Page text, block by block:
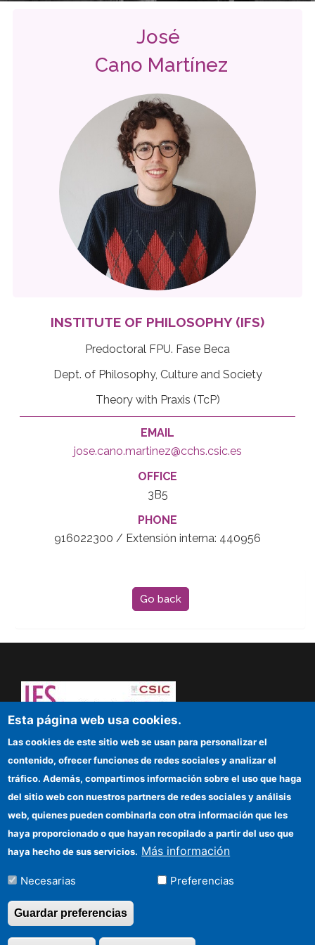
José
Cano Martínez
INSTITUTE OF PHILOSOPHY (IFS)
Predoctoral FPU. Fase Beca
Dept. of Philosophy, Culture and Society
Theory with Praxis (TcP)
EMAIL
jose.cano.martinez@cchs.csic.es
OFFICE
3B5
PHONE
916022300 / Extensión interna: 440956
Go back
Dare to think! Sapere aude!
IFS
CSIC Electronic Office
Funding entities
Location
Información para proveedores
©Copyright 2026 Todos los derechos
Esta página web usa cookies.
Las cookies de este sitio web se usan para personalizar el
contenido, ofrecer funciones de redes sociales y analizar el
tráfico. Además, compartimos información sobre el uso que haga
del sitio web con nuestros partners de redes sociales y análisis
web, quienes pueden combinarla con otra información que les
haya proporcionado o que hayan recopilado a partir del uso que
haya hecho de sus servicios. Más información
Necesarias Preferencias
Guardar preferencias